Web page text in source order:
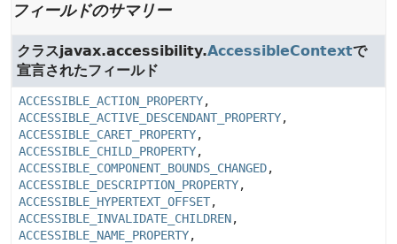
フィールドのサマリー
クラスjavax.accessibility.AccessibleContextで
宣言されたフィールド
ACCESSIBLE_ACTION_PROPERTY,
ACCESSIBLE_ACTIVE_DESCENDANT_PROPERTY,
ACCESSIBLE_CARET_PROPERTY,
ACCESSIBLE_CHILD_PROPERTY,
ACCESSIBLE_COMPONENT_BOUNDS_CHANGED,
ACCESSIBLE_DESCRIPTION_PROPERTY,
ACCESSIBLE_HYPERTEXT_OFFSET,
ACCESSIBLE_INVALIDATE_CHILDREN,
ACCESSIBLE_NAME_PROPERTY,